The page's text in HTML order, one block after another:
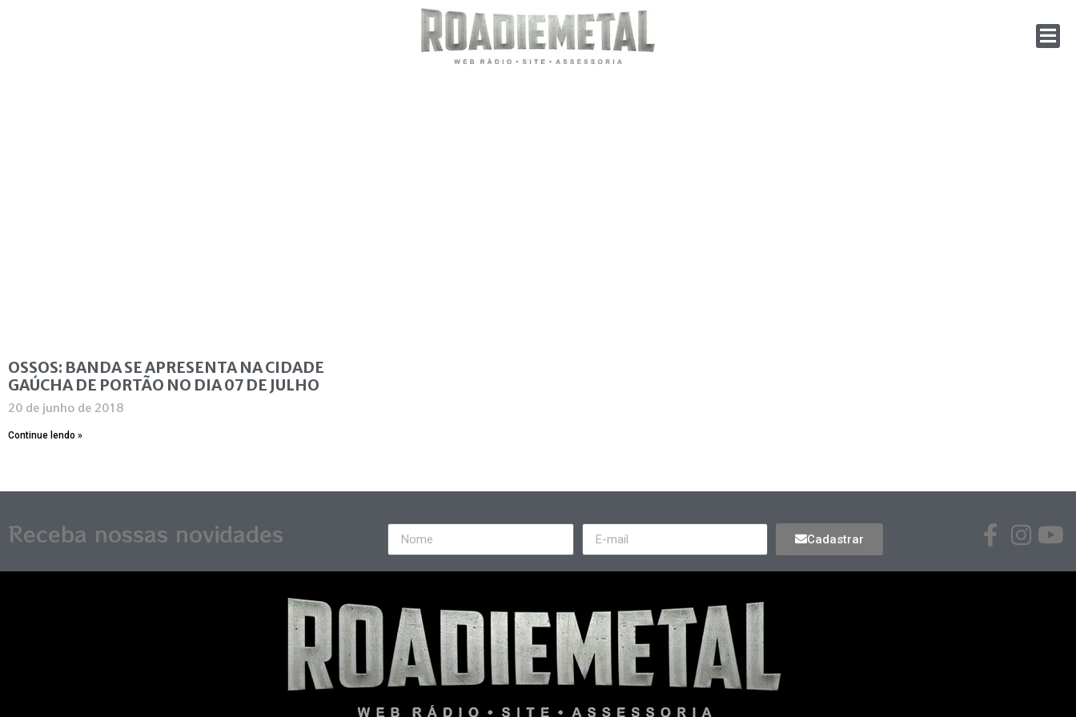
OSSOS: BANDA SE APRESENTA NA CIDADE
GAÚCHA DE PORTÃO NO DIA 07 DE JULHO
20 de junho de 2018
Continue lendo »
Receba nossas novidades Cadastrar